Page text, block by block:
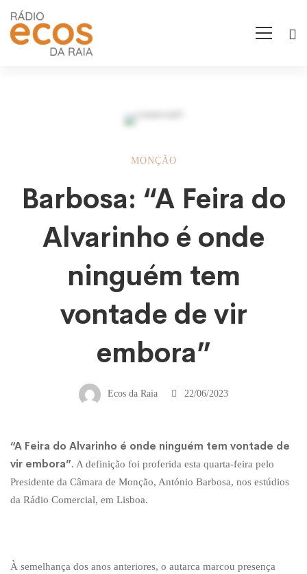
Barbosa:
“A
Feira
Alvarinho
onde
ninguém
tem
MONÇÃO
Barbosa: “A Feira do
Alvarinho é onde
ninguém tem
vontade de vir
embora”
Ecos da Raia 22/06/2023
“A Feira do Alvarinho é onde ninguém tem vontade de
vir embora”. A definição foi proferida esta quarta-feira pelo
Presidente da Câmara de Monção, António Barbosa, nos estúdios
da Rádio Comercial, em Lisboa.
À semelhança dos anos anteriores, o autarca marcou presença